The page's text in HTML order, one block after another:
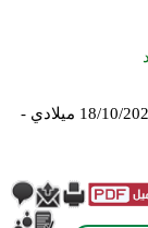
18/10/2025 ميلادي -